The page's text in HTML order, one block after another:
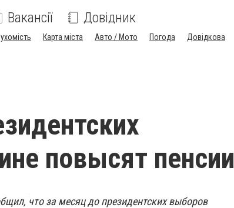
Вакансії Довідник
Карта міста Авто / Мото Погода Довідкова
повысят пенсии
что за месяц до президентских выборов